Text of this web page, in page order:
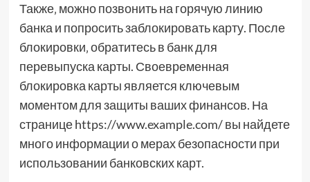
Также‚ можно позвонить на горячую линию
банка и попросить заблокировать карту. После
блокировки‚ обратитесь в банк для
перевыпуска карты. Своевременная
блокировка карты является ключевым
моментом для защиты ваших финансов. На
странице https://www.example.com/ вы найдете
много информации о мерах безопасности при
использовании банковских карт.